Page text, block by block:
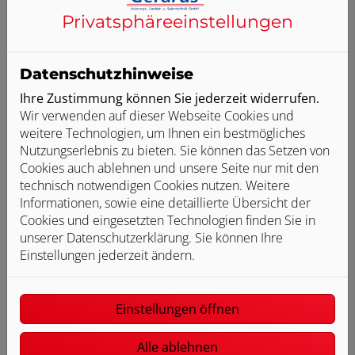
Anerkannter Fachbetrieb
Viele Jahre Erfahrung
Privatsphäre­einstellungen
Datenschutzhinweise
Ihre Zustimmung können Sie jederzeit widerrufen.
Wir verwenden auf dieser Webseite Cookies und
weitere Technologien, um Ihnen ein bestmögliches
Nutzungserlebnis zu bieten. Sie können das Setzen von
Cookies auch ablehnen und unsere Seite nur mit den
technisch notwendigen Cookies nutzen. Weitere
Informationen, sowie eine detaillierte Übersicht der
Cookies und eingesetzten Technologien finden Sie in
unserer Datenschutzerklärung. Sie können Ihre
Einstellungen jederzeit ändern.
Einstellungen öffnen
Alle ablehnen